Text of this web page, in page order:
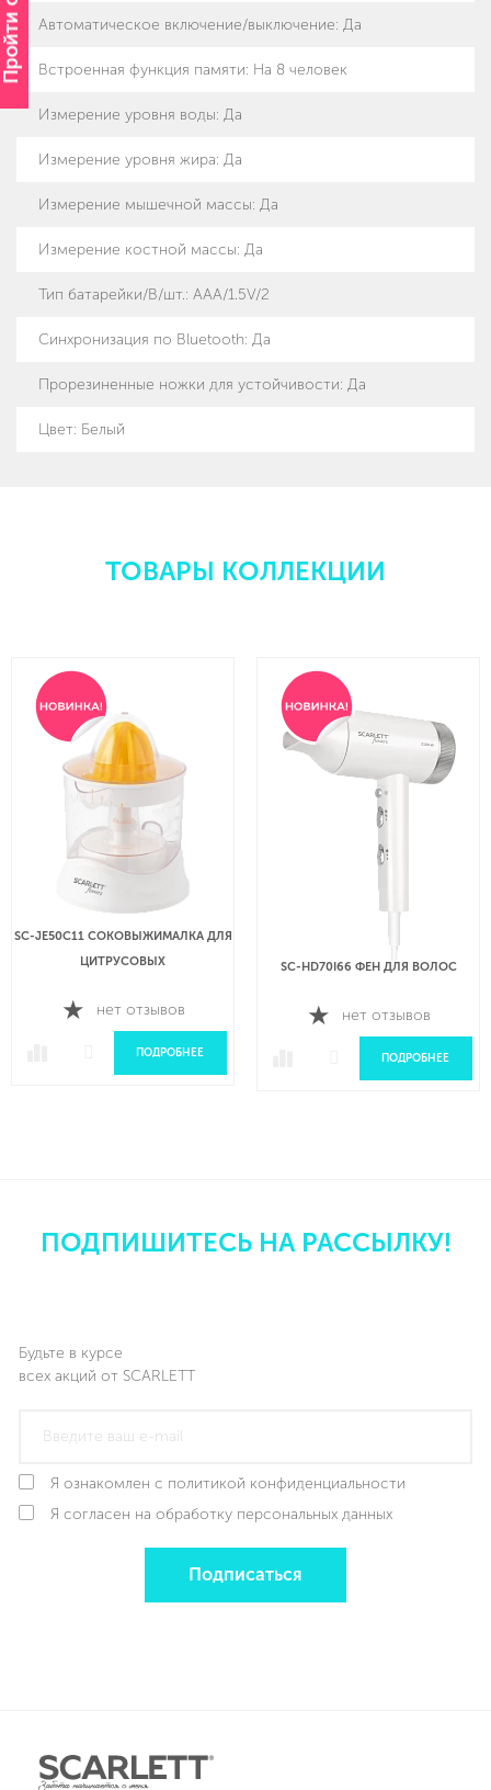
Автоматическое включение/выключение: Да
Встроенная функция памяти: На 8 человек
Измерение уровня воды: Да
Измерение уровня жира: Да
Измерение мышечной массы: Да
Измерение костной массы: Да
Тип батарейки/B/шт.: AAA/1.5V/2
Синхронизация по Bluetooth: Да
Прорезиненные ножки для устойчивости: Да
Цвет: Белый
ТОВАРЫ КОЛЛЕКЦИИ
SC-JE50C11 СОКОВЫЖИМАЛКА ДЛЯ
ЦИТРУСОВЫХ
нет отзывов
ПОДРОБНЕЕ
SC-HD70I66 ФЕН ДЛЯ ВОЛОС
нет отзывов
ПОДРОБНЕЕ
ПОДПИШИТЕСЬ НА РАССЫЛКУ!
Будьте в курсе
всех акций от SCARLETT
Я ознакомлен с политикой конфиденциальности
Я согласен на обработку персональных данных
Подписаться